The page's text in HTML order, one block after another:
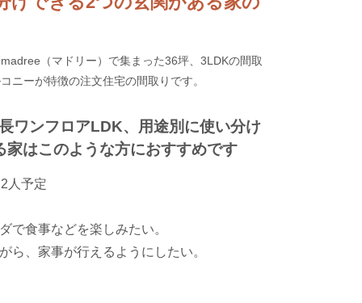
（マドリー）で集まった36坪、3LDKの間取
ニーが特徴の注文住宅の間取りです。
ワンフロアLDK、用途別に使い分け
家はこのような方におすすめです
人予定
で食事などを楽しみたい。
ら、家事が行えるようにしたい。